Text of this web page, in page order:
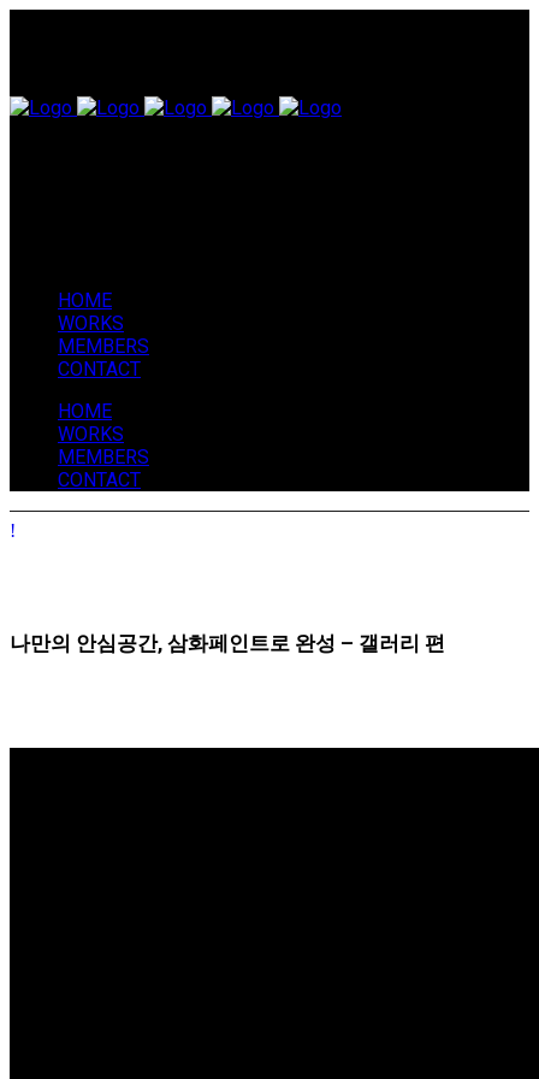
HOME
WORKS
MEMBERS
CONTACT
HOME
WORKS
MEMBERS
CONTACT
나만의 안심공간, 삼화페인트로 완성 – 갤러리 편